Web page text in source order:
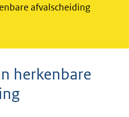
afvalscheiding
herkenbare